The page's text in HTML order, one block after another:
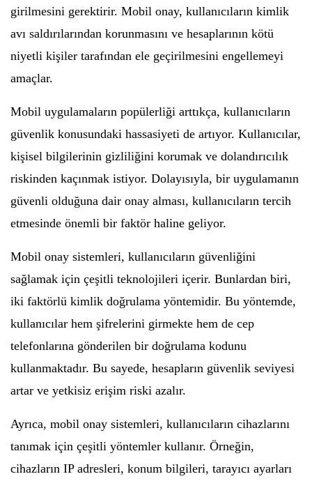
girilmesini gerektirir. Mobil onay, kullanıcıların kimlik
avı saldırılarından korunmasını ve hesaplarının kötü
niyetli kişiler tarafından ele geçirilmesini engellemeyi
amaçlar.
Mobil uygulamaların popülerliği arttıkça, kullanıcıların
güvenlik konusundaki hassasiyeti de artıyor. Kullanıcılar,
kişisel bilgilerinin gizliliğini korumak ve dolandırıcılık
riskinden kaçınmak istiyor. Dolayısıyla, bir uygulamanın
güvenli olduğuna dair onay alması, kullanıcıların tercih
etmesinde önemli bir faktör haline geliyor.
Mobil onay sistemleri, kullanıcıların güvenliğini
sağlamak için çeşitli teknolojileri içerir. Bunlardan biri,
iki faktörlü kimlik doğrulama yöntemidir. Bu yöntemde,
kullanıcılar hem şifrelerini girmekte hem de cep
telefonlarına gönderilen bir doğrulama kodunu
kullanmaktadır. Bu sayede, hesapların güvenlik seviyesi
artar ve yetkisiz erişim riski azalır.
Ayrıca, mobil onay sistemleri, kullanıcıların cihazlarını
tanımak için çeşitli yöntemler kullanır. Örneğin,
cihazların IP adresleri, konum bilgileri, tarayıcı ayarları